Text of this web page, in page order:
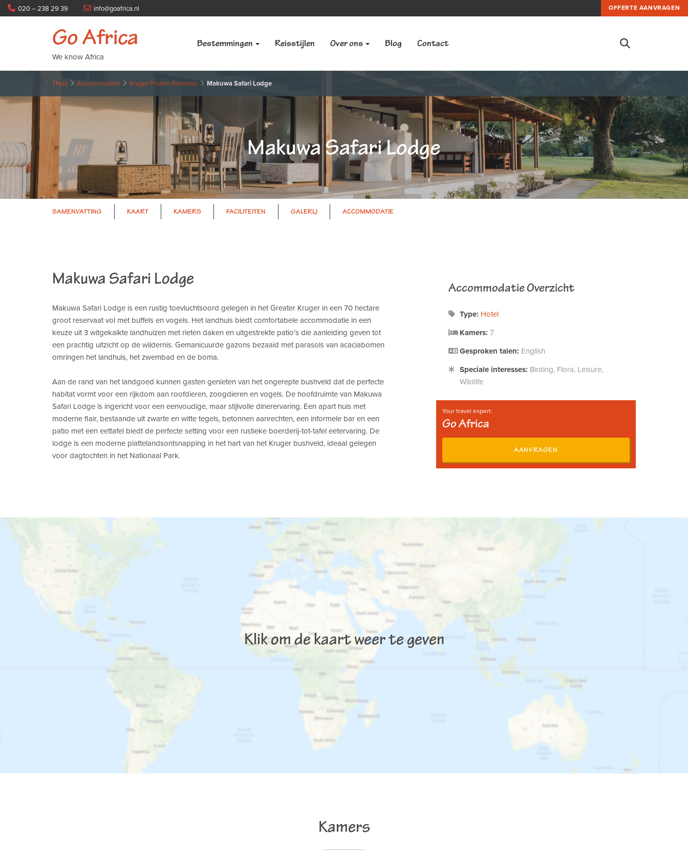
OFFERTE AANVRAGEN
020 – 238 29 39 info@goafrica.nl
Go Africa
We know Africa
Bestemmingen Reisstijlen Over ons Blog Contact
Thuis Accommodatie Kruger Private Reserves Makuwa Safari Lodge
Makuwa Safari Lodge
SAMENVATTING KAART KAMERS FACILITEITEN GALERIJ ACCOMMODATIE
Makuwa Safari Lodge
Makuwa Safari Lodge is een rustig toevluchtsoord gelegen in het Greater Kruger in een 70 hectare
groot reservaat vol met buffels en vogels. Het landhuis biedt comfortabele accommodatie in een
keuze uit 3 witgekalkte landhuizen met rieten daken en uitgestrekte patio’s die aanleiding geven tot
een prachtig uitzicht op de wildernis. Gemanicuurde gazons bezaaid met parasols van acaciabomen
omringen het landhuis, het zwembad en de boma.
Aan de rand van het landgoed kunnen gasten genieten van het ongerepte bushveld dat de perfecte
habitat vormt voor een rijkdom aan roofdieren, zoogdieren en vogels. De hoofdruimte van Makuwa
Safari Lodge is ingericht voor een eenvoudige, maar stijlvolle dinerervaring. Een apart huis met
moderne flair, bestaande uit zwarte en witte tegels, betonnen aanrechten, een informele bar en een
patio met een eettafel biedt de perfecte setting voor een rustieke boerderij-tot-tafel eetervaring. De
lodge is een moderne plattelandsontsnapping in het hart van het Kruger bushveld, ideaal gelegen
voor dagtochten in het Nationaal Park.
Accommodatie Overzicht
Type: Hotel
Kamers: 7
Gesproken talen: English
Speciale interesses: Birding, Flora, Leisure,
Wildlife
Your travel expert:
Go Africa
AANVRAGEN
Klik om de kaart weer te geven
Kamers